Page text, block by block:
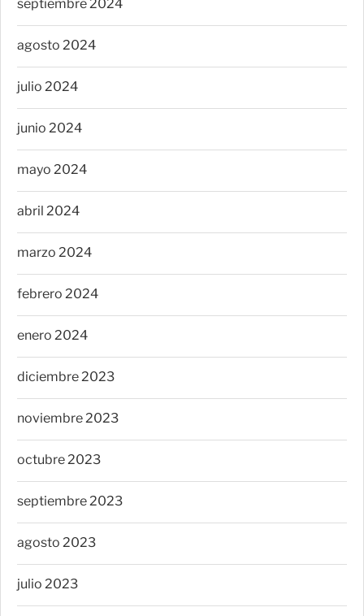
septiembre 2024
agosto 2024
julio 2024
junio 2024
mayo 2024
abril 2024
marzo 2024
febrero 2024
enero 2024
diciembre 2023
noviembre 2023
octubre 2023
septiembre 2023
agosto 2023
julio 2023